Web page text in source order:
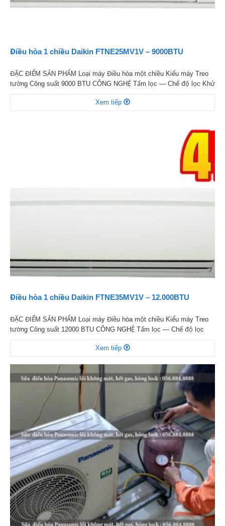
Điều hòa 1 chiều Daikin FTNE25MV1V – 9000BTU
ĐẶC ĐIỂM SẢN PHẨM Loại máy Điều hòa một chiều Kiểu máy Treo
tường Công suất 9000 BTU CÔNG NGHỆ Tấm lọc — Chế độ lọc Khử
điều chỉnh nhiệt độ, Hẹn giờ bật tắt máy, Chức năng tự chẩn đoán
Xem tiếp
Điều hòa 1 chiều Daikin FTNE35MV1V – 12.000BTU
ĐẶC ĐIỂM SẢN PHẨM Loại máy Điều hòa một chiều Kiểu máy Treo
tường Công suất 12000 BTU CÔNG NGHỆ Tấm lọc — Chế độ lọc
tự điều chỉnh nhiệt độ, Tự khởi động lại khi có điện, Hẹn giờ bật […]
Xem tiếp